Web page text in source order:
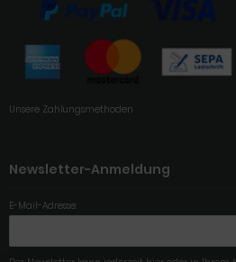
Unsere Zahlungsmethoden
Newsletter-Anmeldung
E-Mail-Adresse: